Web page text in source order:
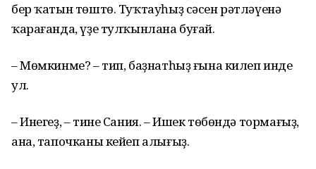
бер ҡатын төштө. Туҡтауһыҙ сәсен рәтләүенә
ҡарағанда, үҙе тулҡынлана буғай.
– Мөмкинме? – тип, баҙнатһыҙ ғына килеп инде
ул.
– Инегеҙ, – тине Сания. – Ишек төбөндә тормағыҙ,
ана, тапочканы кейеп алығыҙ.